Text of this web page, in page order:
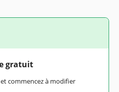
gratuit
commencez à modifier